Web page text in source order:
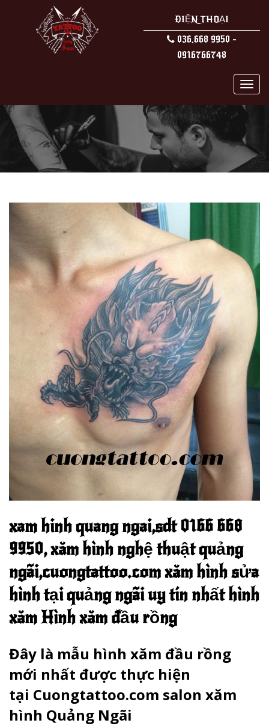
ĐIỆN THOẠI
036.668 9950 -
0916766748
xam hinh quang ngai,sdt 0166 668
9950, xăm hình nghệ thuật quảng
ngãi,cuongtattoo.com xăm hình sửa
hình tại quảng ngãi uy tín nhất hình
xăm Hình xăm đầu rồng
Đây là mẫu hình xăm đầu rồng
mới nhất được thực hiện
tại Cuongtattoo.com salon xăm
hình Quảng Ngãi